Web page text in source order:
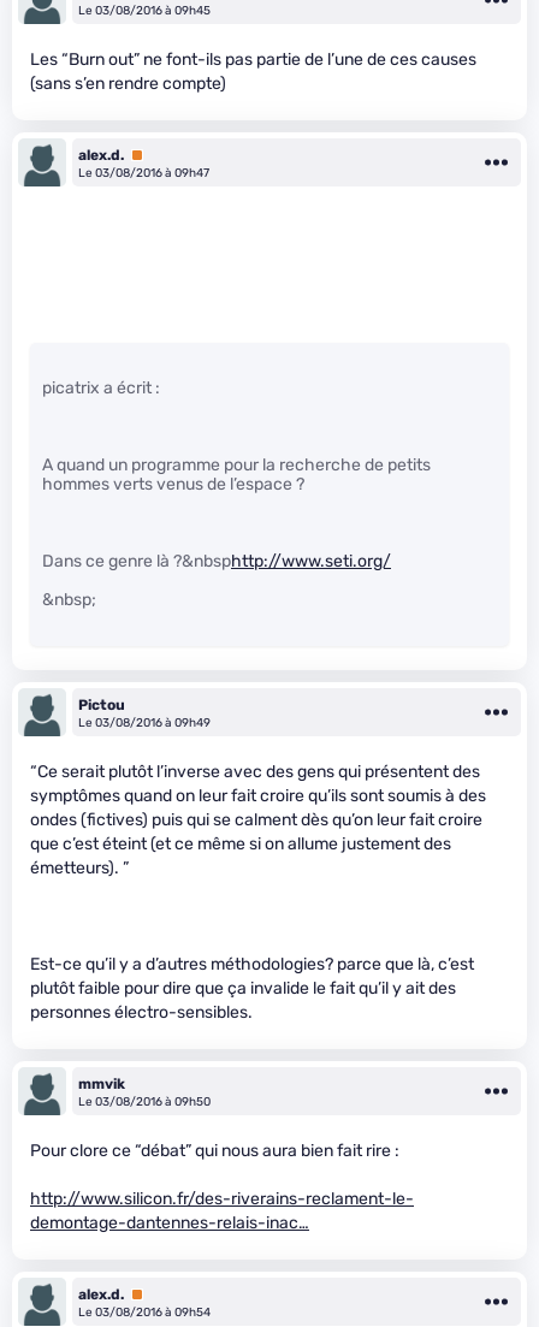
Le 03/08/2016 à 09h45
Les “Burn out” ne font-ils pas partie de l’une de ces causes
(sans s’en rendre compte)
alex.d. Premium
Le 03/08/2016 à 09h47
picatrix a écrit :
A quand un programme pour la recherche de petits
hommes verts venus de l’espace ?
Dans ce genre là ?&nbsphttp://www.seti.org/
&nbsp;
Pictou
Le 03/08/2016 à 09h49
“Ce serait plutôt l’inverse avec des gens qui présentent des
symptômes quand on leur fait croire qu’ils sont soumis à des
ondes (fictives) puis qui se calment dès qu’on leur fait croire
que c’est éteint (et ce même si on allume justement des
émetteurs). ”
Est-ce qu’il y a d’autres méthodologies? parce que là, c’est
plutôt faible pour dire que ça invalide le fait qu’il y ait des
personnes électro-sensibles.
mmvik
Le 03/08/2016 à 09h50
Pour clore ce “débat” qui nous aura bien fait rire :
http://www.silicon.fr/des-riverains-reclament-le-
demontage-dantennes-relais-inac…
alex.d. Premium
Le 03/08/2016 à 09h54